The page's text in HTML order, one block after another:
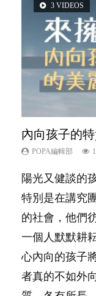
3 VIDEOS
內向孩子的
POPA編輯部
陽光又健談的
特別是在講究
的社會，他們
一個人默默耕
心內向的孩子
者真的不如外
5 VIDEOS
夫妻必看！經
POPA編輯部
你是不是也曾
然能走到白頭
料？ 經營婚姻
是大家說得那
14 VIDEOS
新手父母不
POPA編輯部
相信許多人初
落地，心中都
合我們以往製
跟你同行～...
2 VIDEOS
想孩子學好
POPA編輯部
有人話學多種
間太多語言，
非？聽聽專家
6 VIDEOS
孩子能力天注
POPA編輯部
很多父母都希
太差，日常自
一，還是魚與